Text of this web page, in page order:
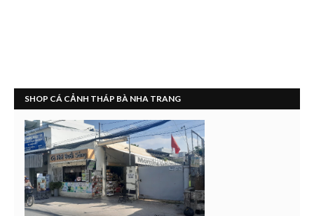
SHOP CÁ CẢNH THÁP BÀ NHA TRANG